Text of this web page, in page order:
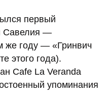
первый
Савелия —
же году — «Гринвич
этого года).
Cafe La Veranda
упоминания